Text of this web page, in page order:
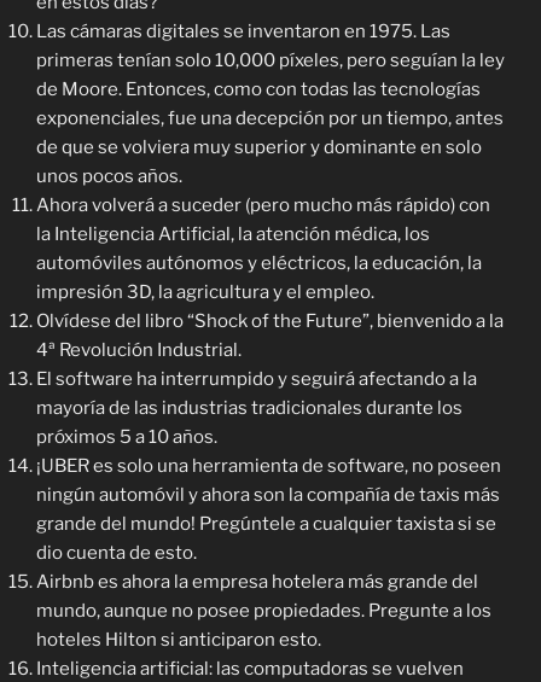
Las cámaras digitales se inventaron en 1975. Las
primeras tenían solo 10,000 píxeles, pero seguían la ley
de Moore. Entonces, como con todas las tecnologías
exponenciales, fue una decepción por un tiempo, antes
de que se volviera muy superior y dominante en solo
unos pocos años.
Ahora volverá a suceder (pero mucho más rápido) con
la Inteligencia Artificial, la atención médica, los
automóviles autónomos y eléctricos, la educación, la
impresión 3D, la agricultura y el empleo.
Olvídese del libro “Shock of the Future”, bienvenido a la
4ª Revolución Industrial.
El software ha interrumpido y seguirá afectando a la
mayoría de las industrias tradicionales durante los
próximos 5 a 10 años.
¡UBER es solo una herramienta de software, no poseen
ningún automóvil y ahora son la compañía de taxis más
grande del mundo! Pregúntele a cualquier taxista si se
dio cuenta de esto.
Airbnb es ahora la empresa hotelera más grande del
mundo, aunque no posee propiedades. Pregunte a los
hoteles Hilton si anticiparon esto.
Inteligencia artificial: las computadoras se vuelven